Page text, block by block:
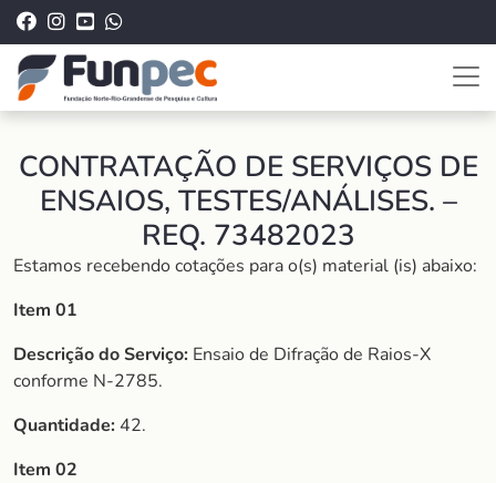
CONTRATAÇÃO DE SERVIÇOS DE
ENSAIOS, TESTES/ANÁLISES. –
REQ. 73482023
Estamos recebendo cotações para o(s) material (is) abaixo:
Item 01
Descrição do Serviço: Ensaio de Difração de Raios-X
conforme N-2785.
Quantidade: 42.
Item 02